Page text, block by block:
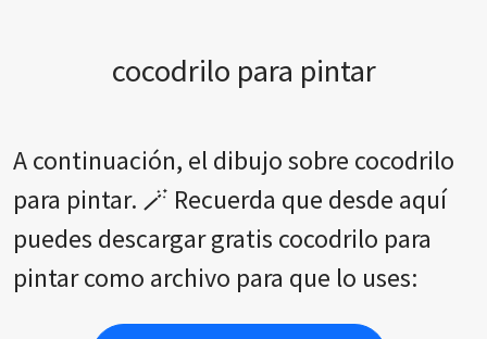
cocodrilo para pintar
A continuación, el dibujo sobre cocodrilo
para pintar. 🪄 Recuerda que desde aquí
puedes descargar gratis cocodrilo para
pintar como archivo para que lo uses: